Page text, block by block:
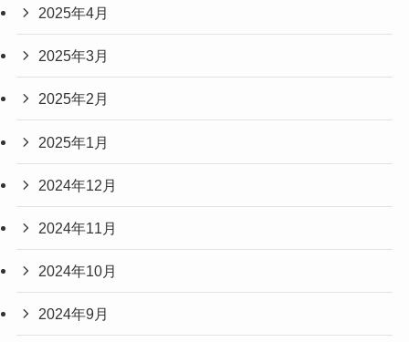
2025年4月
2025年3月
2025年2月
2025年1月
2024年12月
2024年11月
2024年10月
2024年9月